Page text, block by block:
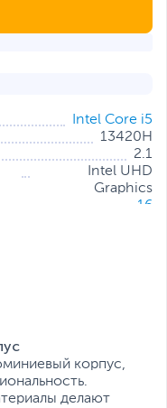
Intel Core i5
13420H
2.1
Intel UHD
Graphics
16
корпус,
делают